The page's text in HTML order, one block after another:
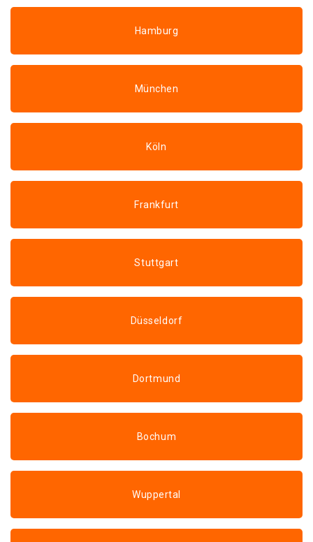
Hamburg
München
Köln
Frankfurt
Stuttgart
Düsseldorf
Dortmund
Bochum
Wuppertal